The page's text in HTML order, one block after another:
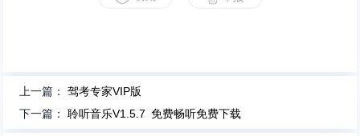
上一篇：驾考专家VIP版
下一篇：聆听音乐V1.5.7 免费畅听免费下载